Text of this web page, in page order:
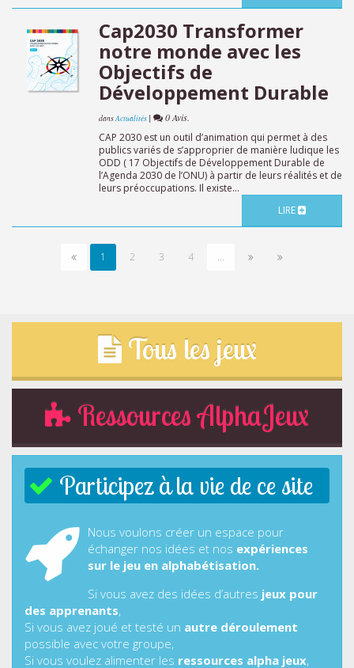
Cap2030 Transformer
notre monde avec les
Objectifs de
Développement Durable
dansActualités | 0 Avis.
CAP 2030 est un outil d’animation qui permet à des
publics variés de s’approprier de manière ludique les
ODD ( 17 Objectifs de Développement Durable de
l’Agenda 2030 de l’ONU) à partir de leurs réalités et de
leurs préoccupations. Il existe...
LIRE
1 2 3 4 ...
Tous les jeux
Ressources AlphaJeux
Participez à la vie de ce site
Nous voulons créer un espace pour
échanger nos idées et nos expériences
sur le jeu en alphabétisation.
Si vous avez des idées d’autres jeux pour
des apprenants,
Si vous avez joué et testé un autre déroulement
possible avec votre groupe,
Si vous voulez alimenter les ressources alpha jeux,